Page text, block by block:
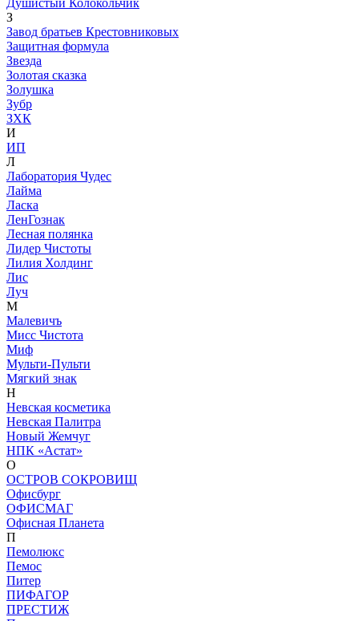
Душистый Колокольчик
З
Завод братьев Крестовниковых
Защитная формула
Звезда
Золотая сказка
Золушка
Зубр
ЗХК
И
ИП
Л
Лаборатория Чудес
Лайма
Ласка
ЛенГознак
Лесная полянка
Лидер Чистоты
Лилия Холдинг
Лис
Луч
М
Малевичъ
Мисс Чистота
Миф
Мульти-Пульти
Мягкий знак
Н
Невская косметика
Невская Палитра
Новый Жемчуг
НПК «Астат»
О
ОСТРОВ СОКРОВИЩ
Офисбург
ОФИСМАГ
Офисная Планета
П
Пемолюкс
Пемос
Питер
ПИФАГОР
ПРЕСТИЖ